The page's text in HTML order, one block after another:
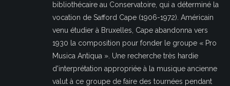
bibliothécaire au Conservatoire, qui a déterminé la
vocation de Safford Cape (1906-1972). Américain
venu étudier à Bruxelles, Cape abandonna vers
1930 la composition pour fonder le groupe « Pro
Musica Antiqua ». Une recherche très hardie
d'interprétation appropriée à la musique ancienne
valut à ce groupe de faire des tournées pendant